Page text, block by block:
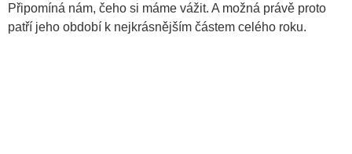
Připomíná nám, čeho si máme vážit. A možná právě proto
patří jeho období k nejkrásnějším částem celého roku.